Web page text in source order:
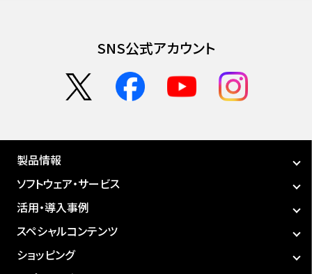
SNS公式アカウント
製品情報
ソフトウェア・サービス
活用・導入事例
スペシャルコンテンツ
ショッピング